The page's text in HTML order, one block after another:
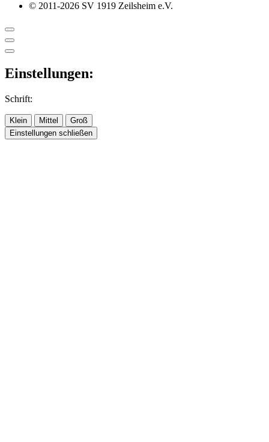
© 2011-2026 SV 1919 Zeilsheim e.V.
Einstellungen:
Schrift:
Klein Mittel
Groß
Einstellungen schließen